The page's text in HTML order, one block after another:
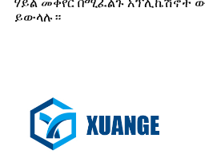
ሃይል መቀየር በሚፈልጉ አፕሊኬሽኖች
ይውላሉ።